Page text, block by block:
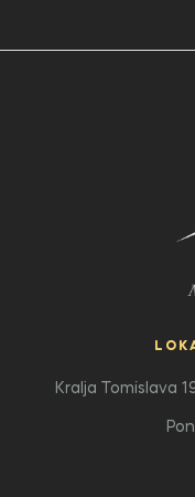
Kralja Tomislava